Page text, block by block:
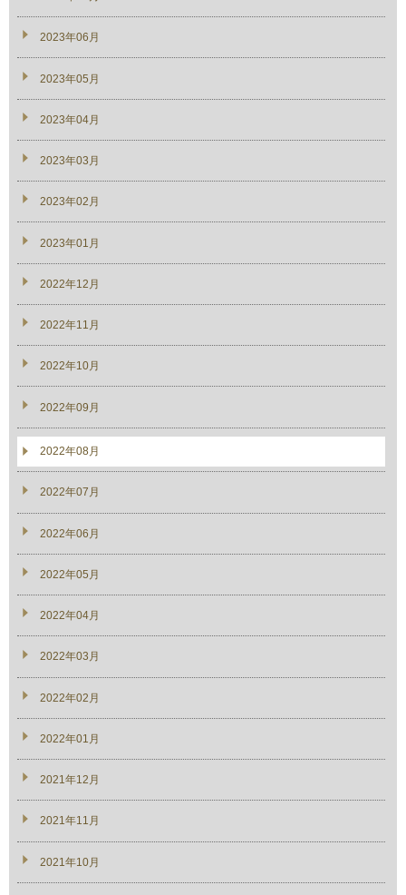
2023年06月
2023年05月
2023年04月
2023年03月
2023年02月
2023年01月
2022年12月
2022年11月
2022年10月
2022年09月
2022年08月
2022年07月
2022年06月
2022年05月
2022年04月
2022年03月
2022年02月
2022年01月
2021年12月
2021年11月
2021年10月